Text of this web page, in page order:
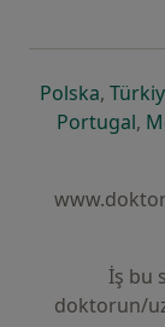
Polskayeni
,
Portugal,
İş bu
doktorun/